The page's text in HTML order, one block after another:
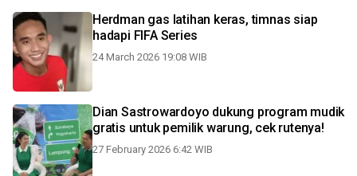
Herdman gas latihan keras, timnas siap
hadapi FIFA Series
24 March 2026 19:08 WIB
Dian Sastrowardoyo dukung program mudik
gratis untuk pemilik warung, cek rutenya!
27 February 2026 6:42 WIB